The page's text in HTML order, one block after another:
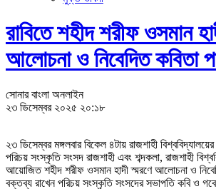
রাবিতে শহীদ শরীফ ওসমান
আলোচনা ও নিবেদিত কবিতা
সোনার বাংলা অনলাইন
২৩ ডিসেম্বর ২০২৫ ২০:১৮
২৩ ডিসেম্বর মঙ্গলবার বিকেল ৪টায় রাজশাহী
পরিচয় সংস্কৃতি সংসদ রাজশাহী এবং শব্দকলা, রাজশাহী
আয়োজিত শহীদ শরীফ ওসমান হাদী স্মরণে আলোচনা ও
বক্তব্য রাখেন পরিচয় সংস্কৃতি সংসদের সভাপতি কবি ও